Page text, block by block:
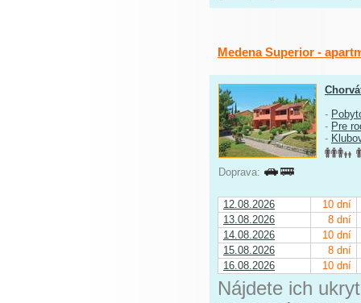
Medena Superior -
-
- Pre
-
Doprava:
12.08.2026
10 dní
13.08.2026
8 dní
14.08.2026
10 dní
15.08.2026
8 dní
16.08.2026
10 dní
Nájdete ich